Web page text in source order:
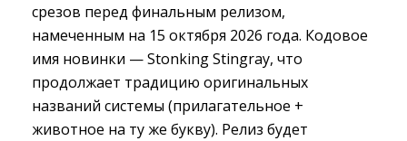
срезов перед финальным релизом,
намеченным на 15 октября 2026 года. Кодовое
имя новинки — Stonking Stingray, что
продолжает традицию оригинальных
названий системы (прилагательное +
животное на ту же букву). Релиз будет